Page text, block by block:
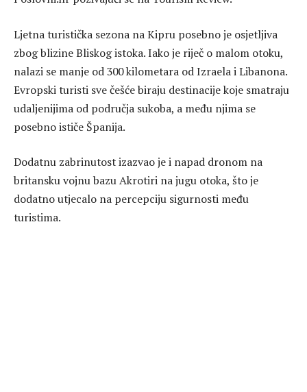
Ljetna turistička sezona na Kipru posebno je osjetljiva
zbog blizine Bliskog istoka. Iako je riječ o malom otoku,
nalazi se manje od 300 kilometara od Izraela i Libanona.
Evropski turisti sve češće biraju destinacije koje smatraju
udaljenijima od područja sukoba, a među njima se
posebno ističe Španija.
Dodatnu zabrinutost izazvao je i napad dronom na
britansku vojnu bazu Akrotiri na jugu otoka, što je
dodatno utjecalo na percepciju sigurnosti među
turistima.